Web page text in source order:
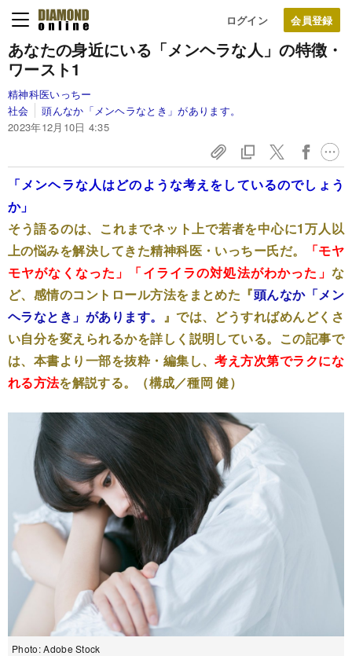
ログイン
あなたの身近にいる「メンヘラな人」の特徴・
ワースト1
精神科医いっちー
社会
頭んなか「メンヘラなとき」があります。
2023年12月10日 4:35
「メンヘラな人はどのような考えをしているのでしょう
か」
そう語るのは、これまでネット上で若者を中心に1万人以
上の悩みを解決してきた精神科医・いっちー氏だ。
「モヤ
モヤがなくなった」「イライラの対処法がわかった」 な
ど、感情のコントロール方法をまとめた『頭んなか「メン
ヘラなとき」があります。 』では、どうすればめんどくさ
い自分を変えられるかを詳しく説明している。この記事で
は、本書より一部を抜粋・編集し、考え方次第でラクにな
れる方法を解説する。（構成／種岡 健）
Photo: Adobe Stock